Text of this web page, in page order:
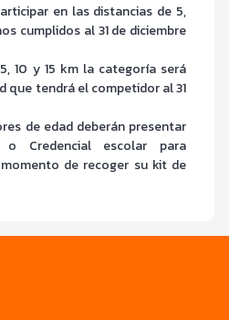
en las distancias de 5,
cumplidos al 31 de diciembre
10 y 15 km la categoría será
que tendrá el competidor al 31
de edad deberán presentar
Credencial escolar para
de recoger su kit de